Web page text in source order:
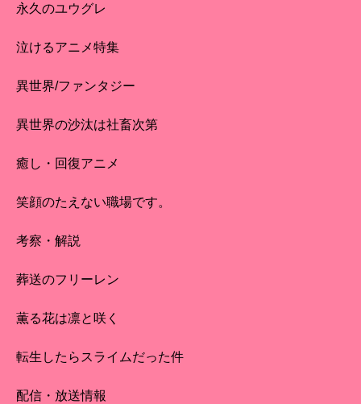
永久のユウグレ
泣けるアニメ特集
異世界/ファンタジー
異世界の沙汰は社畜次第
癒し・回復アニメ
笑顔のたえない職場です。
考察・解説
葬送のフリーレン
薫る花は凛と咲く
転生したらスライムだった件
配信・放送情報